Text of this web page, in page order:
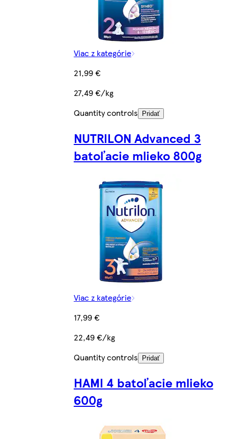
Viac z kategórie
21,99 €
27,49 €/kg
Quantity controls
Pridať
NUTRILON Advanced 3
batoľacie mlieko 800g
Viac z kategórie
17,99 €
22,49 €/kg
Quantity controls
Pridať
HAMI 4 batoľacie mlieko
600g